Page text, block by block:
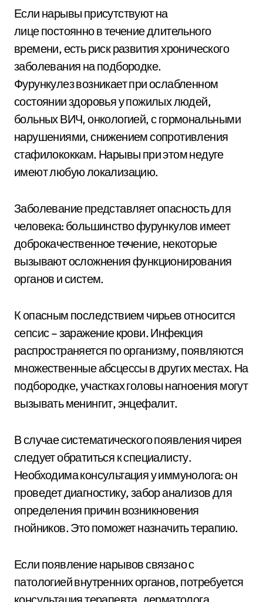
Если нарывы присутствуют на
лице постоянно в течение длительного
времени, есть риск развития хронического
заболевания на подбородке.
Фурункулез возникает при ослабленном
состоянии здоровья у пожилых людей,
больных ВИЧ, онкологией, с гормональными
нарушениями, снижением сопротивления
стафилококкам. Нарывы при этом недуге
имеют любую локализацию.
Заболевание представляет опасность для
человека: большинство фурункулов имеет
доброкачественное течение, некоторые
вызывают осложнения функционирования
органов и систем.
К опасным последствием чирьев относится
сепсис – заражение крови. Инфекция
распространяется по организму, появляются
множественные абсцессы в других местах. На
подбородке, участках головы нагноения могут
вызывать менингит, энцефалит.
В случае систематического появления чирея
следует обратиться к специалисту.
Необходима консультация у иммунолога: он
проведет диагностику, забор анализов для
определения причин возникновения
гнойников. Это поможет назначить терапию.
Если появление нарывов связано с
патологией внутренних органов, потребуется